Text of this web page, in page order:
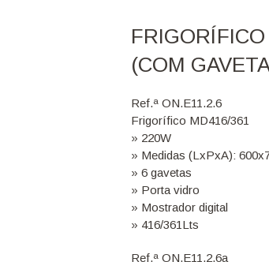
(COM
Ref.ª ON.E11.2.6
Frigorífico MD416/361
» 220W
» Medidas (LxPxA):
» 6 gavetas
» Porta vidro
» Mostrador digital
» 416/361Lts
Ref.ª ON.E11.2.6a